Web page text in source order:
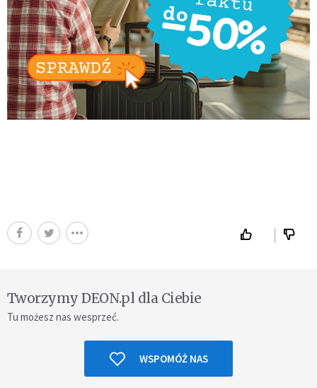
Tworzymy DEON.pl dla Ciebie
Tu możesz nas wesprzeć.
WSPOMÓŻ NAS